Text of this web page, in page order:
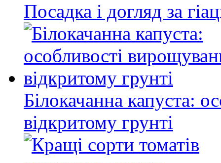
Посадка і догляд за
Білокачанна капуста:
відкритому грунті